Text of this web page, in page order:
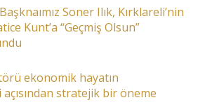
Soner Ilık, Kırklareli’nin
Kunt’a “Geçmiş Olsun”
ekonomik hayatın
stratejik bir öneme